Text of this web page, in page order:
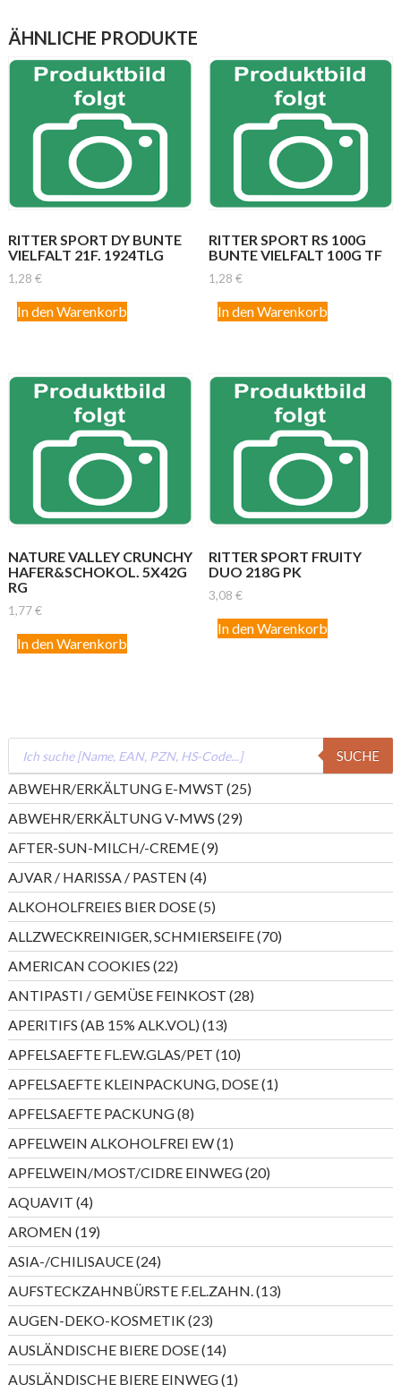
ÄHNLICHE PRODUKTE
RITTER SPORT DY BUNTE
VIELFALT 21F. 1924TLG
1,28 €
In den Warenkorb
RITTER SPORT RS 100G
BUNTE VIELFALT 100G TF
1,28 €
In den Warenkorb
NATURE VALLEY CRUNCHY
HAFER&SCHOKOL. 5X42G
RG
1,77€
In den Warenkorb
RITTER SPORT FRUITY
DUO 218G PK
3,08 €
In den Warenkorb
Products
search
SUCHE
ABWEHR/ERKÄLTUNG E-MWST 2525
Produkte
ABWEHR/ERKÄLTUNG V-MWS 2929
Produkte
AFTER-SUN-MILCH/-CREME 99
Produkte
AJVAR / HARISSA / PASTEN 44
Produkte
ALKOHOLFREIES BIER DOSE 55
Produkte
ALLZWECKREINIGER, SCHMIERSEIFE 7070
Produkte
AMERICAN COOKIES 2222
Produkte
ANTIPASTI / GEMÜSE FEINKOST 2828
Produkte
APERITIFS (AB 15% ALK.VOL) 1313
Produkte
APFELSAEFTE FL.EW.GLAS/PET 1010
Produkte
APFELSAEFTE KLEINPACKUNG, DOSE 11
Produkt
APFELSAEFTE PACKUNG 88
Produkte
APFELWEIN ALKOHOLFREI EW 11
Produkt
APFELWEIN/MOST/CIDRE EINWEG 2020
Produkte
AQUAVIT 44
Produkte
AROMEN 1919
Produkte
ASIA-/CHILISAUCE 2424
Produkte
AUFSTECKZAHNBÜRSTE F.EL.ZAHN. 1313
Produkte
AUGEN-DEKO-KOSMETIK 2323
Produkte
AUSLÄNDISCHE BIERE DOSE 1414
Produkte
AUSLÄNDISCHE BIERE EINWEG 11